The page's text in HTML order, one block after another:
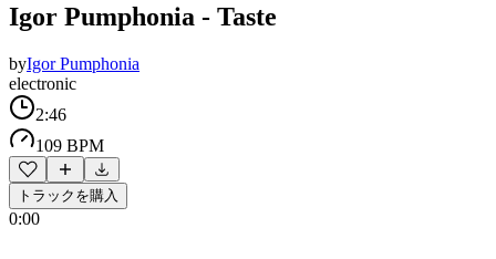
Igor Pumphonia - Taste
byIgor Pumphonia
electronic
2:46
109 BPM
トラックを購入
0:00